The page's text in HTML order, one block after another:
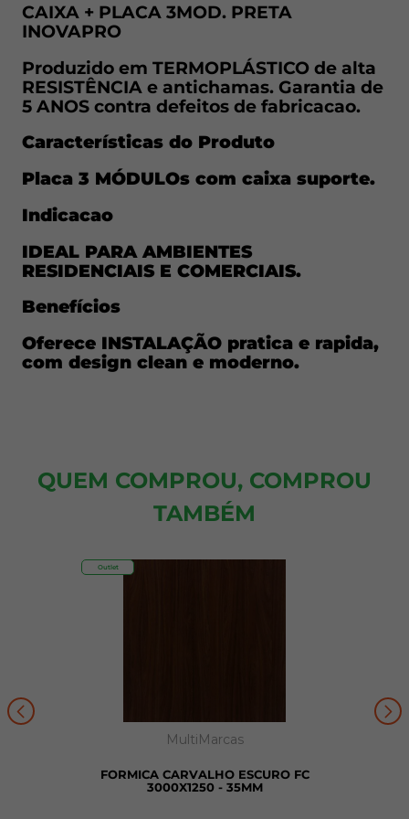
CAIXA + PLACA 3MOD. PRETA
INOVAPRO
Produzido em TERMOPLÁSTICO de alta
RESISTÊNCIA e antichamas. Garantia de
5 ANOS contra defeitos de fabricacao.
Características do Produto
Placa 3 MÓDULOs com caixa suporte.
Indicacao
IDEAL PARA AMBIENTES
RESIDENCIAIS E COMERCIAIS.
Benefícios
Oferece INSTALAÇÃO pratica e rapida,
com design clean e moderno.
QUEM COMPROU, COMPROU
TAMBÉM
Outlet
MultiMarcas
FORMICA CARVALHO ESCURO FC
3000X1250 - 35MM